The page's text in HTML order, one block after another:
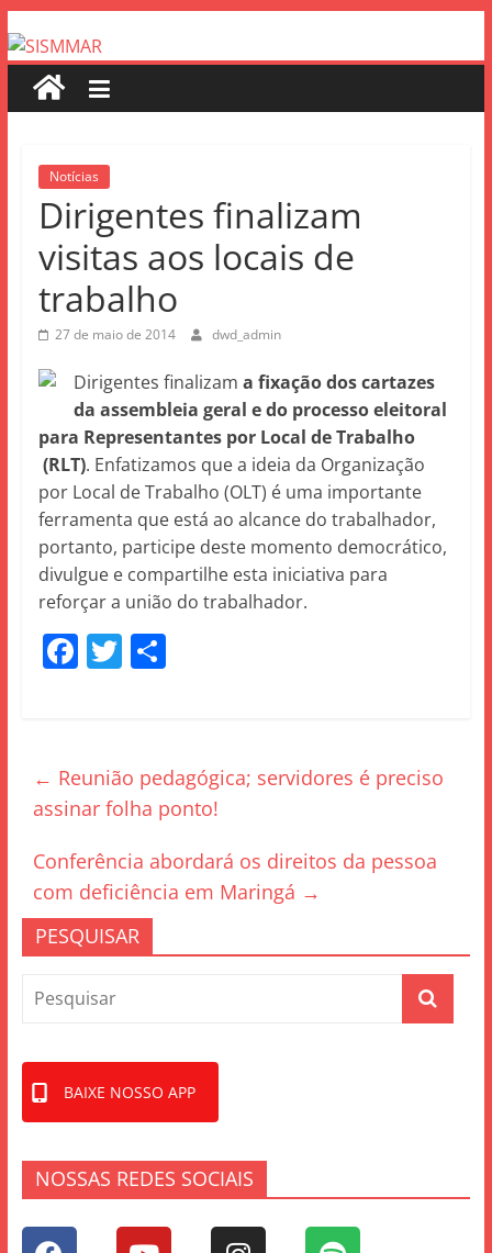
Notícias
Dirigentes finalizam
visitas aos locais de
trabalho
27 de maio de 2014 dwd_admin
Dirigentes finalizam a fixação dos cartazes
da assembleia geral e do processo eleitoral
para Representantes por Local de Trabalho
(RLT). Enfatizamos que a ideia da Organização
por Local de Trabalho (OLT) é uma importante
ferramenta que está ao alcance do trabalhador,
portanto, participe deste momento democrático,
divulgue e compartilhe esta iniciativa para
reforçar a união do trabalhador.
F
b
o
o
k
T S
← Reunião pedagógica; servidores é preciso
assinar folha ponto!
Conferência abordará os direitos da pessoa
com deficiência em Maringá →
PESQUISAR
BAIXE NOSSO APP
NOSSAS REDES SOCIAIS